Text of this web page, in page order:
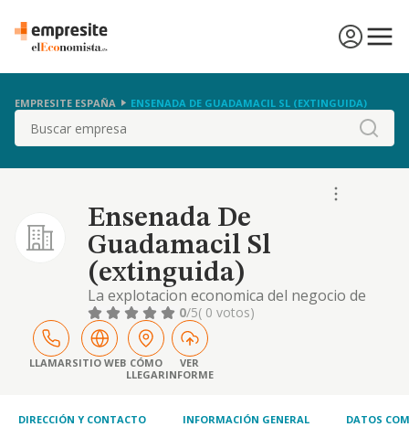
EMPRESITE ESPAÑA ENSENADA DE GUADAMACIL SL (EXTINGUIDA)
Buscar
Ensenada De
Guadamacil Sl
(extinguida)
La explotacion economica del negocio de
compra, venta y arrendamiento de bienes
inmuebles rusticos y urbanos
0/5( 0 votos)
LLAMARSITIO WEB CÓMO
LLEGAR
VER
INFORME
DIRECCIÓN Y CONTACTO INFORMACIÓN GENERAL DATOS